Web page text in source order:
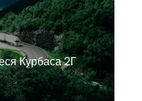
Курбаса 2Г